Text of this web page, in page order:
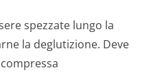
spezzate lungo la
la deglutizione. Deve